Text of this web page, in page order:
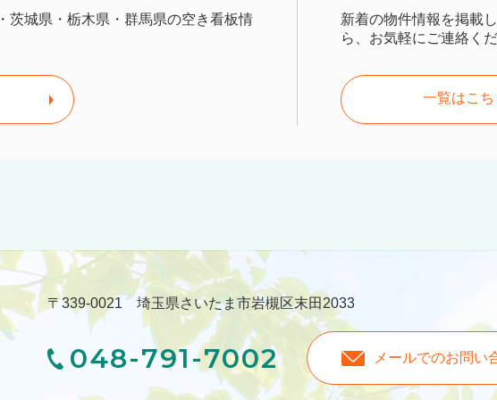
茨城県・栃木県・群馬県の空き看板情
新着の物件情報を掲載
ら、お気軽にご連絡く
一覧はこち
〒339-0021 埼玉県さいたま市岩槻区末田2033
048-791-7002 メールでのお問い